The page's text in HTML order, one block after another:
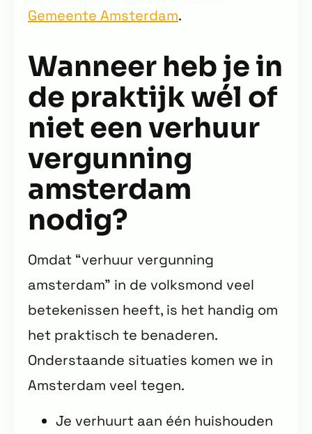
Gemeente Amsterdam.
Wanneer heb je in
de praktijk wél of
niet een verhuur
vergunning
amsterdam
nodig?
Omdat “verhuur vergunning
amsterdam” in de volksmond veel
betekenissen heeft, is het handig om
het praktisch te benaderen.
Onderstaande situaties komen we in
Amsterdam veel tegen.
Je verhuurt aan één huishouden